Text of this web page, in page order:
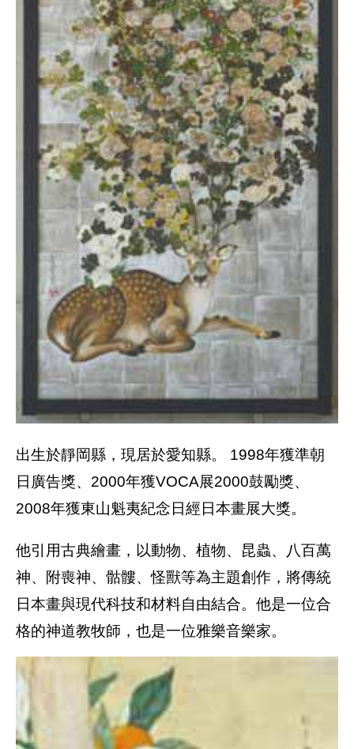
出生於靜岡縣，現居於愛知縣。 1998年獲準朝
日廣告獎、2000年獲VOCA展2000鼓勵獎、
2008年獲東山魁夷紀念日經日本畫展大獎。
他引用古典繪畫，以動物、植物、昆蟲、八百萬
神、附喪神、骷髏、怪獸等為主題創作，將傳統
日本畫與現代科技和材料自由結合。他是一位合
格的神道教牧師，也是一位雅樂音樂家。